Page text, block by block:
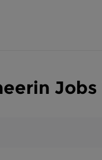
Jobs